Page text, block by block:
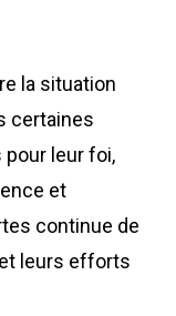
la situation
certaines
leur foi,
et
continue de
leurs efforts